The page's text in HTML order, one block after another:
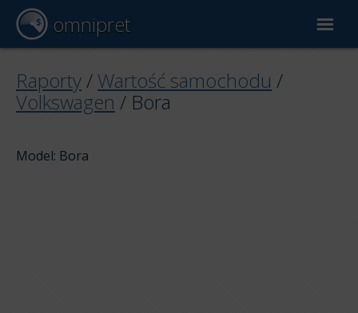
omnipret
Wycena samochodu
Raporty / Wartość samochodu /
Volkswagen / Bora
Model: Bora